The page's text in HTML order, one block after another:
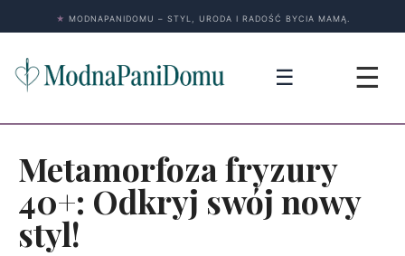
★ MODNAPANIDOMU – STYL, URODA I RADOŚĆ BYCIA MAMĄ.
☰ ☰
Metamorfoza fryzury
40+: Odkryj swój nowy
styl!